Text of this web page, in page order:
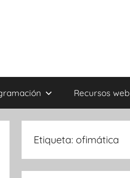
Recursos web
Etiqueta: ofimática